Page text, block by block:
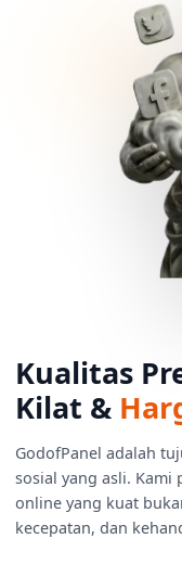
Kualitas
Kilat &
GodofPanel adalah
sosial yang asli. Kami
online yang kuat
kecepatan, dan